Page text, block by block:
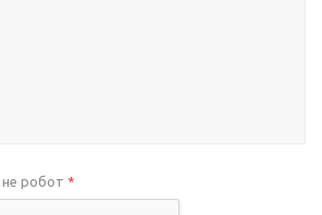
робот *